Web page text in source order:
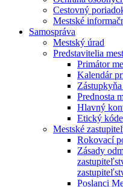
Cestovný
Mestské
Samospráva
Mestský úrad
Predstavitelia
Primátor
Kalendár
Prednosta
Hlavný
Etický
Mestské
Rokovací
Zásady
Poslanci